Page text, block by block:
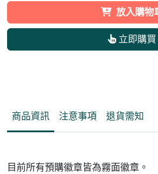
放入購物
立即購買
商品資訊 注意事項 退貨需知
目前所有預購徽章皆為霧面徽章。